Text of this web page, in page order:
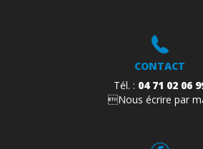
CONTACT
Tél. : 04 71 02 06
Nous écrire par